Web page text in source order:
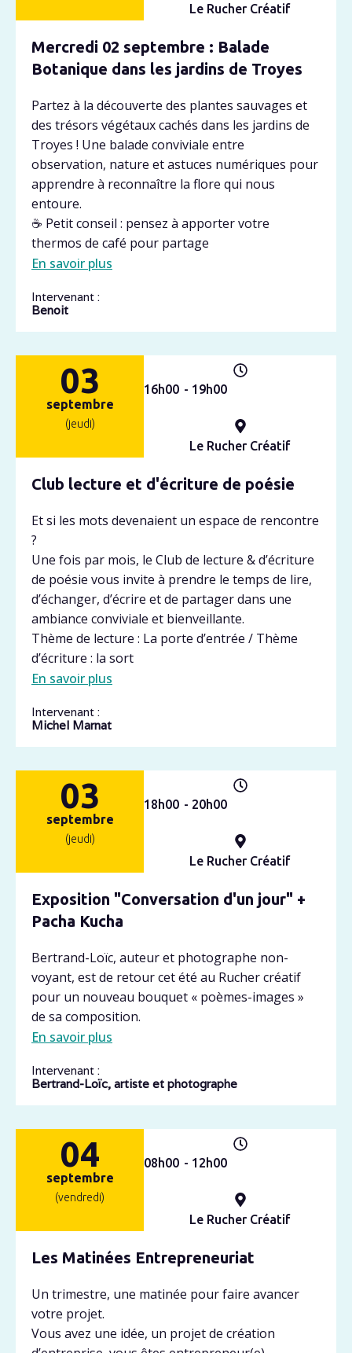
Le Rucher Créatif
Mercredi 02 septembre : Balade
Botanique dans les jardins de Troyes
Partez à la découverte des plantes sauvages et
des trésors végétaux cachés dans les jardins de
Troyes ! Une balade conviviale entre
observation, nature et astuces numériques pour
apprendre à reconnaître la flore qui nous
entoure.
☕ Petit conseil : pensez à apporter votre
thermos de café pour partage
En savoir plus
Intervenant :
Benoit
03
septembre
(jeudi)
16h00 - 19h00
Le Rucher Créatif
Club lecture et d'écriture de poésie
Et si les mots devenaient un espace de rencontre
?
Une fois par mois, le Club de lecture & d’écriture
de poésie vous invite à prendre le temps de lire,
d’échanger, d’écrire et de partager dans une
ambiance conviviale et bienveillante.
Thème de lecture : La porte d’entrée / Thème
d’écriture : la sort
En savoir plus
Intervenant :
Michel Marnat
03
septembre
(jeudi)
18h00 - 20h00
Le Rucher Créatif
Exposition "Conversation d'un jour" +
Pacha Kucha
Bertrand-Loïc, auteur et photographe non-
voyant, est de retour cet été au Rucher créatif
pour un nouveau bouquet « poèmes-images »
de sa composition.
En savoir plus
Intervenant :
Bertrand-Loïc, artiste et photographe
04
septembre
(vendredi)
08h00 - 12h00
Le Rucher Créatif
Les Matinées Entrepreneuriat
Un trimestre, une matinée pour faire avancer
votre projet.
Vous avez une idée, un projet de création